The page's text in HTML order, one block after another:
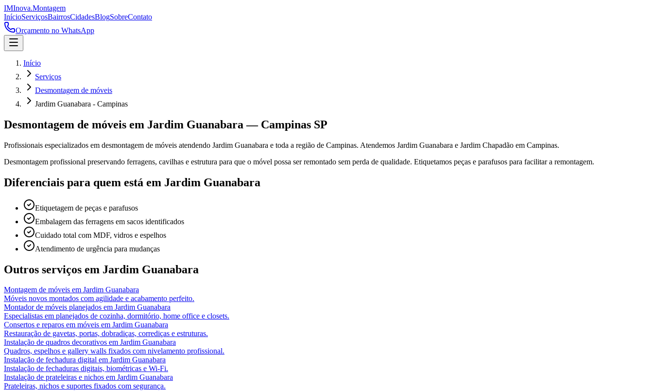
IMInova.Montagem
InícioServiçosBairrosCidadesBlogSobreContato
Orçamento no WhatsApp
Início
Serviços
Desmontagem de móveis
Jardim Guanabara - Campinas
Desmontagem de móveis em Jardim Guanabara — Campinas SP
Profissionais especializados em desmontagem de móveis atendendo Jardim Guanabara e toda a região de Campinas. Atendemos Jardim Guanabara e Jardim Chapadão em Campinas.
Desmontagem profissional preservando ferragens, cavilhas e estrutura para que o móvel possa ser remontado sem perda de qualidade. Etiquetamos peças e parafusos para facilitar a remontagem.
Diferenciais para quem está em Jardim Guanabara
Etiquetagem de peças e parafusos
Embalagem das ferragens em sacos identificados
Cuidado total com MDF, vidros e espelhos
Atendimento de urgência para mudanças
Outros serviços em Jardim Guanabara
Montagem de móveis em Jardim Guanabara
Móveis novos montados com agilidade e acabamento perfeito.
Montador de móveis planejados em Jardim Guanabara
Especialistas em planejados de cozinha, dormitório, home office e closets.
Consertos e reparos em móveis em Jardim Guanabara
Restauração de gavetas, portas, dobradiças, corrediças e estruturas.
Instalação de quadros decorativos em Jardim Guanabara
Quadros, espelhos e gallery walls fixados com nivelamento profissional.
Instalação de fechadura digital em Jardim Guanabara
Instalação de fechaduras digitais, biométricas e Wi-Fi.
Instalação de prateleiras e nichos em Jardim Guanabara
Prateleiras, nichos e suportes fixados com segurança.